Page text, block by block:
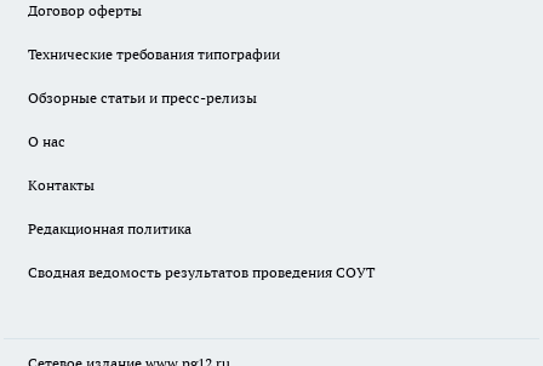
Договор оферты
Технические требования типографии
Обзорные статьи и пресс-релизы
О нас
Контакты
Редакционная политика
Сводная ведомость результатов проведения СОУТ